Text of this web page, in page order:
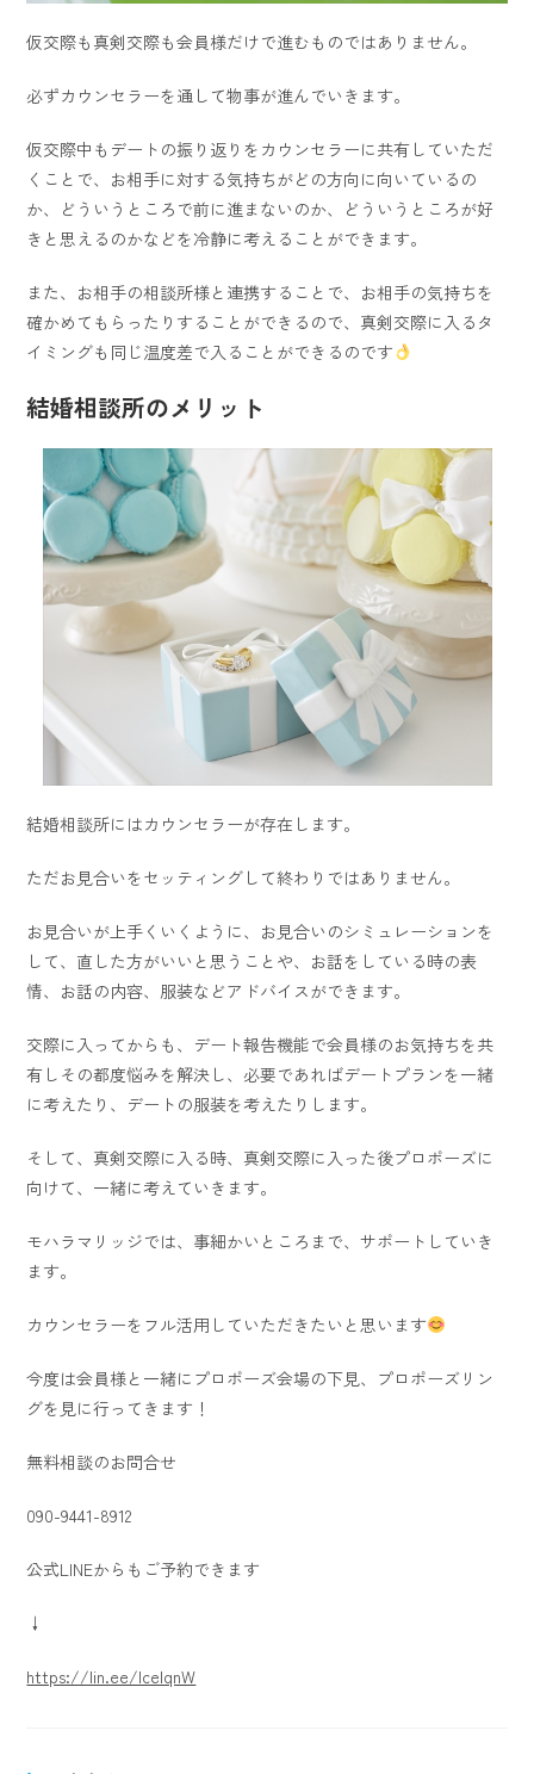
仮交際も真剣交際も会員様だけで進むものではありません。
必ずカウンセラーを通して物事が進んでいきます。
仮交際中もデートの振り返りをカウンセラーに共有していただ
くことで、お相手に対する気持ちがどの方向に向いているの
か、どういうところで前に進まないのか、どういうところが好
きと思えるのかなどを冷静に考えることができます。
また、お相手の相談所様と連携することで、お相手の気持ちを
確かめてもらったりすることができるので、真剣交際に入るタ
イミングも同じ温度差で入ることができるのです
結婚相談所のメリット
結婚相談所にはカウンセラーが存在します。
ただお見合いをセッティングして終わりではありません。
お見合いが上手くいくように、お見合いのシミュレーションを
して、直した方がいいと思うことや、お話をしている時の表
情、お話の内容、服装などアドバイスができます。
交際に入ってからも、デート報告機能で会員様のお気持ちを共
有しその都度悩みを解決し、必要であればデートプランを一緒
に考えたり、デートの服装を考えたりします。
そして、真剣交際に入る時、真剣交際に入った後プロポーズに
向けて、一緒に考えていきます。
モハラマリッジでは、事細かいところまで、サポートしていき
ます。
カウンセラーをフル活用していただきたいと思います
今度は会員様と一緒にプロポーズ会場の下見、プロポーズリン
グを見に行ってきます！
無料相談のお問合せ
090-9441-8912
公式LINEからもご予約できます
↓
https://lin.ee/lcelqnW